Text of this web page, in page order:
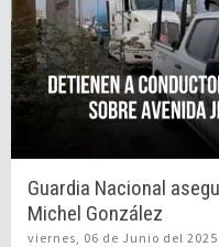
Guardia Nacional
Michel González
viernes, 06 de Junio del 2025